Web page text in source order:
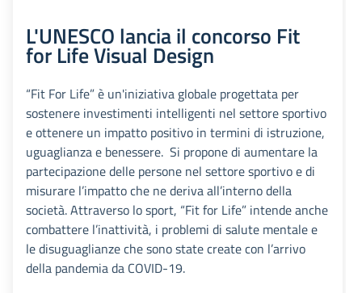
L'UNESCO lancia il concorso Fit
for Life Visual Design
“Fit For Life” è un'iniziativa globale progettata per
sostenere investimenti intelligenti nel settore sportivo
e ottenere un impatto positivo in termini di istruzione,
uguaglianza e benessere. Si propone di aumentare la
partecipazione delle persone nel settore sportivo e di
misurare l’impatto che ne deriva all’interno della
società. Attraverso lo sport, “Fit for Life” intende anche
combattere l’inattività, i problemi di salute mentale e
le disuguaglianze che sono state create con l’arrivo
della pandemia da COVID-19.